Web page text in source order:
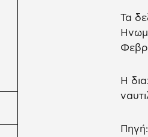
Τα
Η